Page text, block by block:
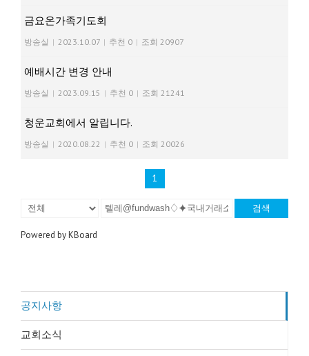
금요온가족기도회
방송실 | 2023.10.07 | 추천 0 | 조회 20907
예배시간 변경 안내
방송실 | 2023.09.15 | 추천 0 | 조회 21241
청운교회에서 알립니다.
방송실 | 2020.08.22 | 추천 0 | 조회 20026
1
검색
Powered by KBoard
공지사항
교회소식